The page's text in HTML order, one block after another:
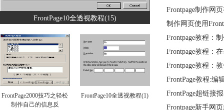
FrontPage10全透视教程(15)
FrontPage2000技巧之轻松
制作自己的信息反
FrontPage10全透视教程(1)
Frontpage制作网
制作网页使用
Frontpage教程：
Frontpage教程：
Frontpage教程：
FrontPage教程:编
FrontPage超链接
Frontpage新手网